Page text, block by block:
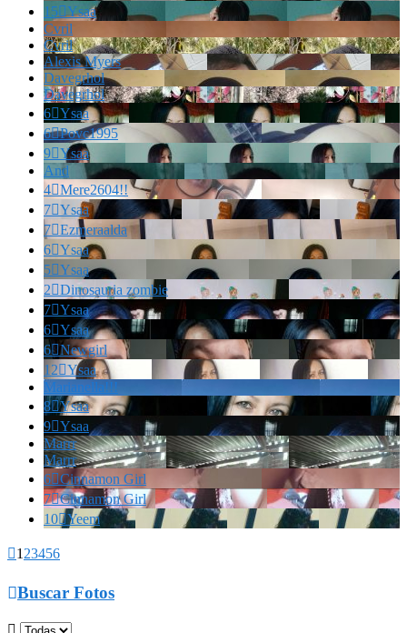
15Ysaa
Cvril
Cvril
Alexis Myers
Davegrhol
Davegrhol
6Ysaa
6Povc1995
9Ysaa
And
4Mere2604!!
7Ysaa
7Ezmeraalda
6Ysaa
5Ysaa
2Dinosauria zombie
7Ysaa
6Ysaa
6Newgirl
12Ysaa
Marianella!!!
8Ysaa
9Ysaa
Marrr
Marrr
6Cinnamon Girl
7Cinnamon Girl
10Yeem
1 23456
Buscar Fotos